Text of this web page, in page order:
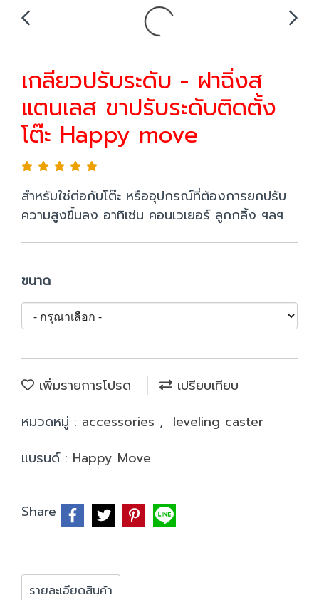
เกลียวปรับระดับ - ฝาฉิ่งส
แตนเลส ขาปรับระดับติดตั้ง
โต๊ะ Happy move
สำหรับใช่ต่อกับโต๊ะ หรืออุปกรณ์ที่ต้องการยกปรับ
ความสูงขึ้นลง อาทิเช่น คอนเวเยอร์ ลูกกลิ้ง ฯลฯ
ขนาด
เพิ่มรายการโปรด
เปรียบเทียบ
หมวดหมู่ : accessories , leveling caster
แบรนด์ : Happy Move
Share
รายละเอียดสินค้า